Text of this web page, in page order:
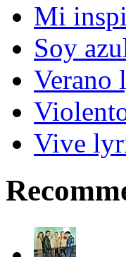
Mi
Soy
Verano
Vive